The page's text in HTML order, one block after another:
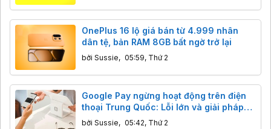
OnePlus 16 lộ giá bán từ 4.999 nhân
dân tệ, bản RAM 8GB bất ngờ trở lại
bởi Sussie, 05:59, Thứ 2
Google Pay ngừng hoạt động trên điện
thoại Trung Quốc: Lỗi lớn và giải pháp
bất ngờ
bởi Sussie, 05:42, Thứ 2